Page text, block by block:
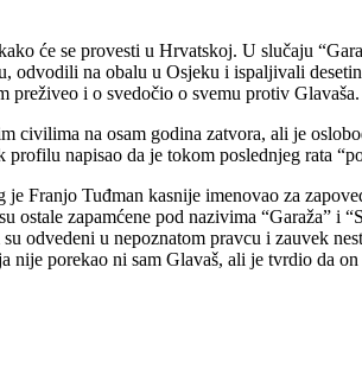
će se provesti u Hrvatskoj. U slučaju
na obalu u Osjeku i ispaljivali
i o svedočio o svemu protiv
na osam godina zatvora, ali je
napisao da je tokom poslednjeg rata
Franjo Tuđman kasnije imenovao za
zapamćene pod nazivima “Garaža” i
u nepoznatom pravcu i zauvek
nije porekao ni sam Glavaš, ali je tvrdio da